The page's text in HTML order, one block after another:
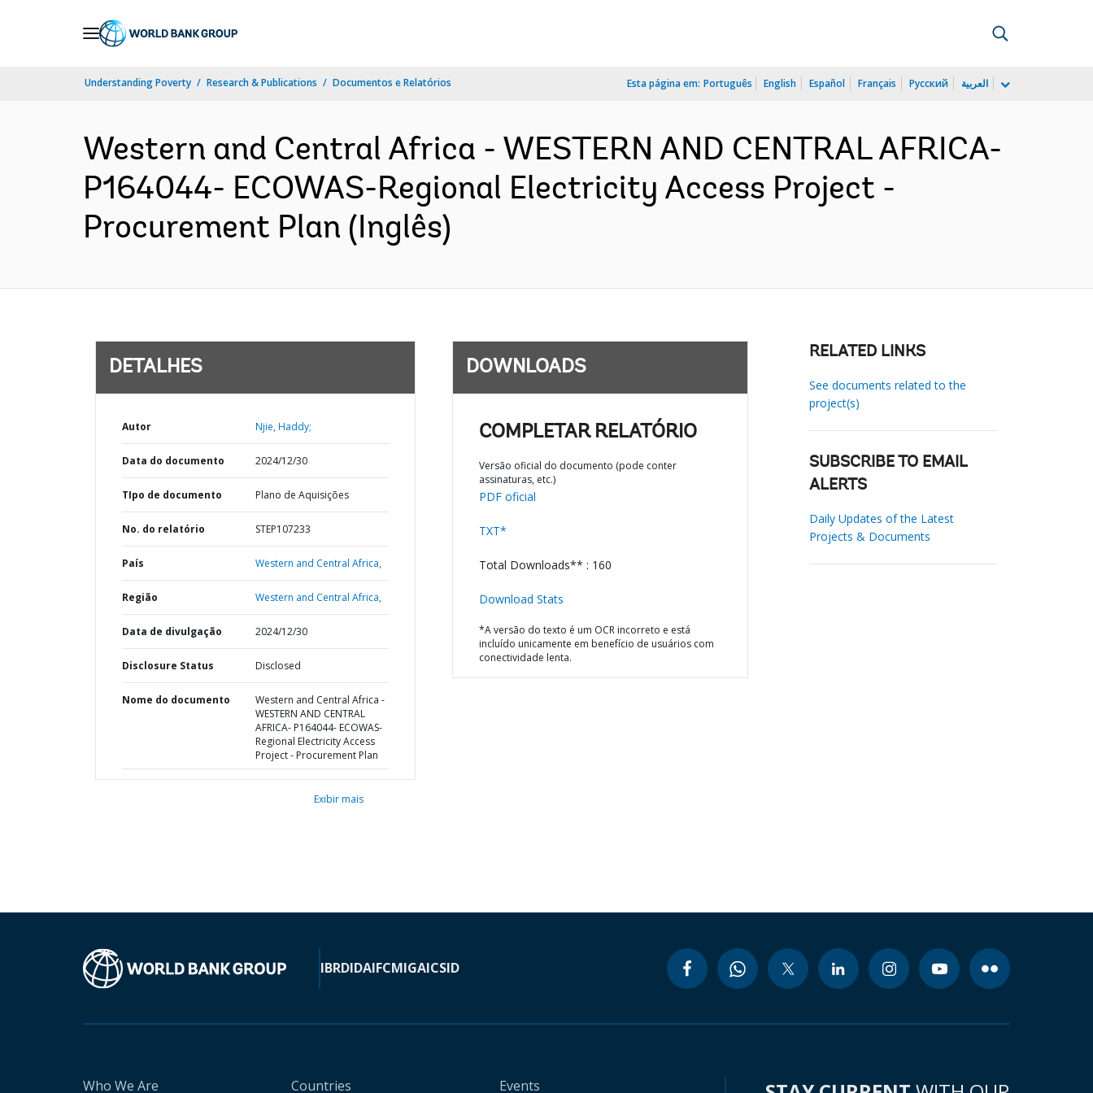
Understanding Poverty Research & Publications Documentos e Relatórios Esta página em: Português English Español Français Русский العربية
Western and Central Africa - WESTERN AND CENTRAL AFRICA-
P164044- ECOWAS-Regional Electricity Access Project -
Procurement Plan (Inglês)
DETALHES
Autor Njie, Haddy;
Data do documento 2024/12/30
TIpo de documento Plano de Aquisições
No. do relatório STEP107233
País Western and Central Africa,
Região Western and Central Africa,
Data de divulgação 2024/12/30
Disclosure Status Disclosed
Nome do documento
Western and Central Africa -
WESTERN AND CENTRAL
AFRICA- P164044- ECOWAS-
Regional Electricity Access
Project - Procurement Plan
Exibir mais
DOWNLOADS
COMPLETAR RELATÓRIO
Versão oficial do documento (pode conter
assinaturas, etc.)
PDF oficial
TXT*
Total Downloads** : 160
Download Stats
*A versão do texto é um OCR incorreto e está
incluído unicamente em benefício de usuários com
conectividade lenta.
RELATED LINKS
See documents related to the
project(s)
SUBSCRIBE TO EMAIL
ALERTS
Daily Updates of the Latest
Projects & Documents
IBRDIDAIFCMIGAICSID
Who We Are Countries Events